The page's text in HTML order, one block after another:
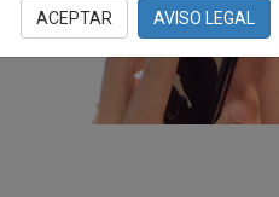
ACEPTAR AVISO LEGAL